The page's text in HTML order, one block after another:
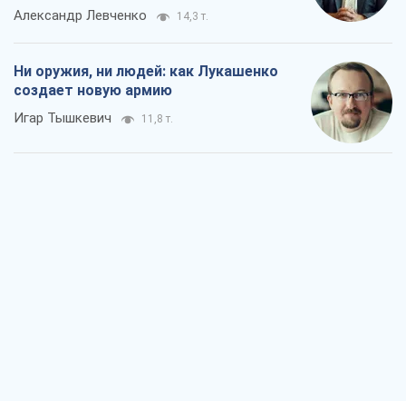
Александр Левченко 14,3 т.
Ни оружия, ни людей: как Лукашенко
создает новую армию
Игар Тышкевич 11,8 т.